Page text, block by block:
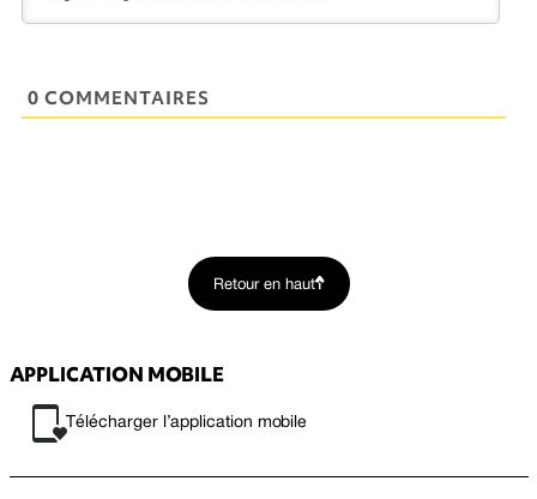
0 COMMENTAIRES
Retour en haut
APPLICATION MOBILE
Télécharger l’application mobile